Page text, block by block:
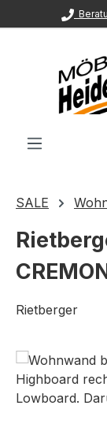
Zum
SALE
Rietberger
Bildergalerie